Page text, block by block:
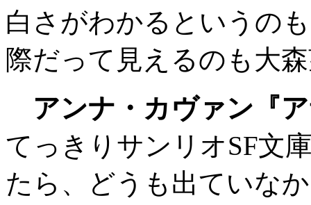
白さがわかるというの
際だって見えるのも大
アンナ・カヴァン『
てっきりサンリオSF文
たら、どうも出ていな